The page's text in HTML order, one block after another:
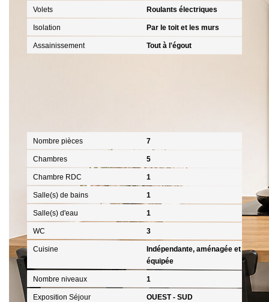
Volets Roulants électriques
Isolation Par le toit et les murs
Assainissement Tout à l'égout
Nombre pièces 7
Chambres 5
Chambre RDC 1
Salle(s) de bains 1
Salle(s) d'eau 1
WC 3
Cuisine
Indépendante, aménagée et
équipée
Nombre niveaux 1
Exposition Séjour OUEST - SUD